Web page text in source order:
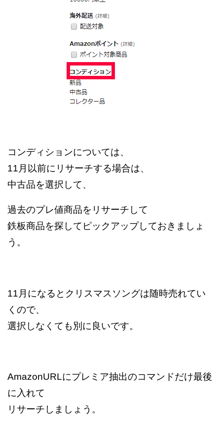
コンディションについては、
11月以前にリサーチする場合は、
中古品を選択して、
過去のプレ値商品をリサーチして
鉄板商品を探してピックアップしておきましょ
う。
11月になるとクリスマスソングは随時売れてい
くので、
選択しなくても別に良いです。
AmazonURLにプレミア抽出のコマンドだけ最後
に入れて
リサーチしましょう。